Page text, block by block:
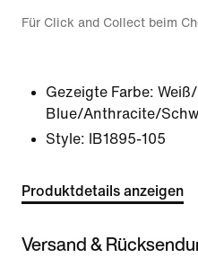
Für Click and Collect beim
Gezeigte Farbe:
Blue/Anthracite/
Style:
IB1895-105
Produktdetails anzeigen
Versand &